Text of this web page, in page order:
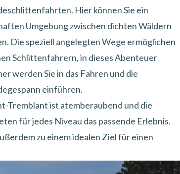
. Hier können Sie ein
Umgebung zwischen dichten Wäldern
Die speziell angelegten Wege ermöglichen
Schlittenfahrern, in dieses Abenteuer
werden Sie in das Fahren und die
einführen.
Tremblant ist atemberaubend und die
für jedes Niveau das passende Erlebnis.
zu einem idealen Ziel für einen